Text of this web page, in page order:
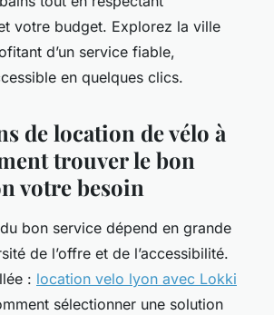
votre budget. Explorez la ville
d’un service fiable,
en quelques clics.
de location de vélo à
trouver le bon
votre besoin
bon service dépend en grande
de l’offre et de l’accessibilité.
: location velo lyon avec Lokki
sélectionner une solution